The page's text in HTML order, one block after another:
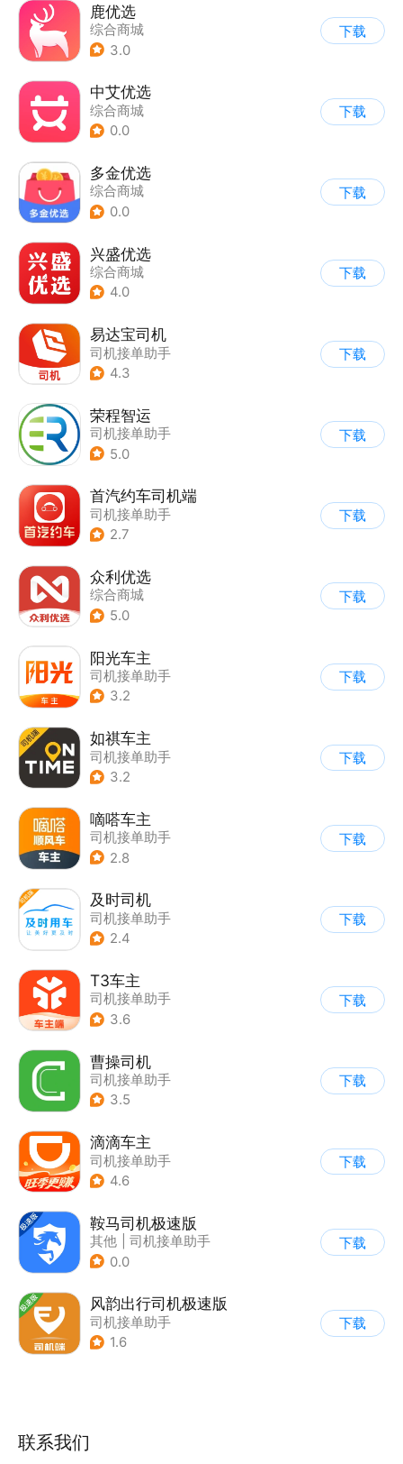
鹿优选
综合商城
3.0
下载
中艾优选
综合商城
0.0
下载
多金优选
综合商城
0.0
下载
兴盛优选
综合商城
4.0
下载
易达宝司机
司机接单助手
4.3
下载
荣程智运
司机接单助手
5.0
下载
首汽约车司机端
司机接单助手
2.7
下载
众利优选
综合商城
5.0
下载
阳光车主
司机接单助手
3.2
下载
如祺车主
司机接单助手
3.2
下载
嘀嗒车主
司机接单助手
2.8
下载
及时司机
司机接单助手
2.4
下载
T3车主
司机接单助手
3.6
下载
曹操司机
司机接单助手
3.5
下载
滴滴车主
司机接单助手
4.6
下载
鞍马司机极速版
其他
司机接单助手
0.0
下载
风韵出行司机极速版
司机接单助手
1.6
下载
联系我们